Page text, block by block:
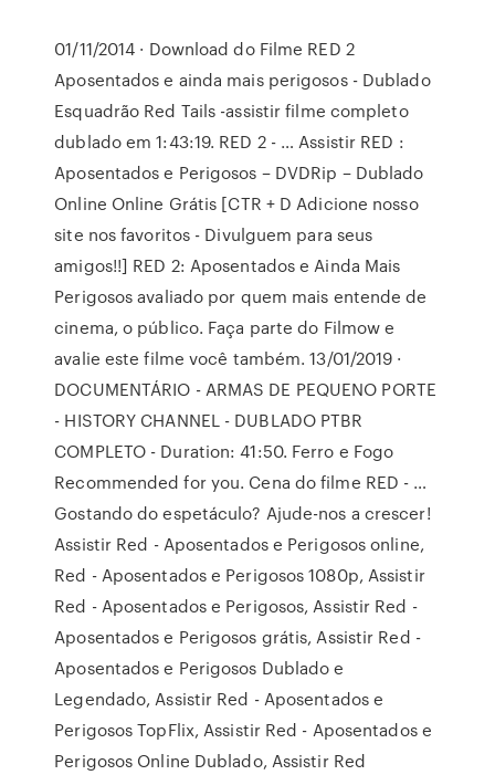
01/11/2014 · Download do Filme RED 2
Aposentados e ainda mais perigosos - Dublado
Esquadrão Red Tails -assistir filme completo
dublado em 1:43:19. RED 2 - … Assistir RED :
Aposentados e Perigosos – DVDRip – Dublado
Online Online Grátis [CTR + D Adicione nosso
site nos favoritos - Divulguem para seus
amigos!!] RED 2: Aposentados e Ainda Mais
Perigosos avaliado por quem mais entende de
cinema, o público. Faça parte do Filmow e
avalie este filme você também. 13/01/2019 ·
DOCUMENTÁRIO - ARMAS DE PEQUENO PORTE
- HISTORY CHANNEL - DUBLADO PTBR
COMPLETO - Duration: 41:50. Ferro e Fogo
Recommended for you. Cena do filme RED - …
Gostando do espetáculo? Ajude-nos a crescer!
Assistir Red - Aposentados e Perigosos online,
Red - Aposentados e Perigosos 1080p, Assistir
Red - Aposentados e Perigosos, Assistir Red -
Aposentados e Perigosos grátis, Assistir Red -
Aposentados e Perigosos Dublado e
Legendado, Assistir Red - Aposentados e
Perigosos TopFlix, Assistir Red - Aposentados e
Perigosos Online Dublado, Assistir Red